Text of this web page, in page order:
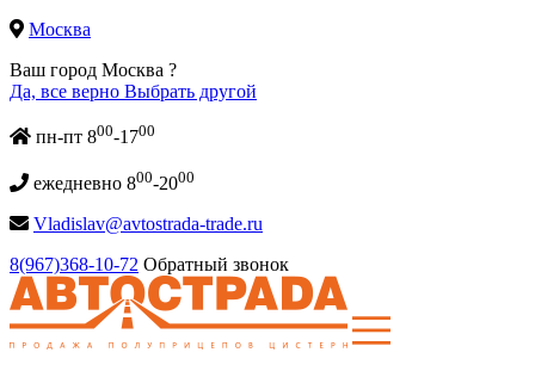
Москва
Ваш город Москва ?
Да, все верно Выбрать другой
пн-пт 800-1700
ежедневно 800-2000
Vladislav@avtostrada-trade.ru
8(967)368-10-72 Обратный звонок